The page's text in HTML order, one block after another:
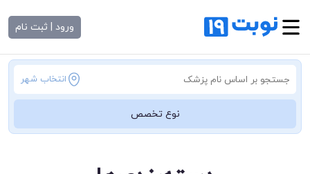
ورود | ثبت نام
انتخاب شهر
نوع تخصص